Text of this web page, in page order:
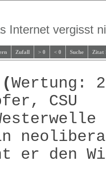
Internet vergisst
Zufall > 0 < 0 Suche Zitat
(Wertung:
CSU
er den